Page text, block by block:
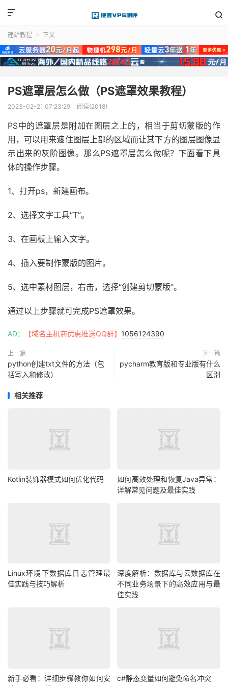


建站教程  正文
PS遮罩层怎么做（PS遮罩效果教程）
2023-02-21 07:23:29 阅读(2018)
PS中的遮罩层是附加在图层之上的，相当于剪切蒙版的作
用，可以用来遮住图层上部的区域而让其下方的图层图像显
示出来的灰阶图像。那么PS遮罩层怎么做呢？下面看下具
体的操作步骤。
1、打开ps，新建画布。
2、选择文字工具“T”。
3、在画板上输入文字。
4、插入要制作蒙版的图片。
5、选中素材图层，右击，选择“创建剪切蒙版”。
通过以上步骤就可完成PS遮罩效果。
AD： 【域名主机商优惠推送QQ群】 1056124390
上一篇
python创建txt文件的方法（包
括写入和修改）
下一篇
pycharm教育版和专业版有什么
区别
相关推荐
Kotlin装饰器模式如何优化代码
如何高效处理和恢复Java异常：
详解常见问题及最佳实践
Linux环境下数据库日志管理最
佳实践与技巧解析
深度解析：数据库与云数据库在
不同业务场景下的高效应用与最
佳实践
新手必看：详细步骤教你如何安
c#静态变量如何避免命名冲突